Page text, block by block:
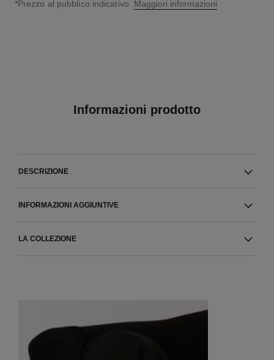
↩
*Prezzo al pubblico indicativo. Maggiori informazioni
Informazioni prodotto
DESCRIZIONE
INFORMAZIONI AGGIUNTIVE
LA COLLEZIONE